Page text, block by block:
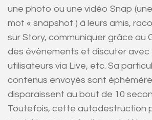
une photo ou une vidéo Snap
mot « snapshot ) à leurs amis,
sur Story, communiquer grâce au
des évènements et discuter avec
utilisateurs via Live, etc. Sa
contenus envoyés sont
disparaissent au bout de 10
Toutefois, cette autodestruction